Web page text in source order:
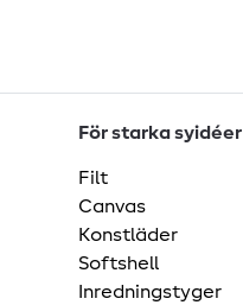
För starka syidéer
Filt
Canvas
Konstläder
Softshell
Inredningstyger